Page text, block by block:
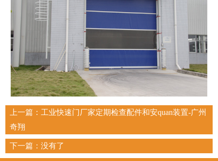
上一篇： 工业快速门厂家定期检查配件和安quan装置-广州
奇翔
下一篇：没有了